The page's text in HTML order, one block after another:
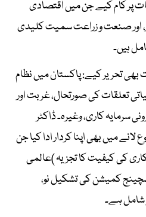
پر کام کیے جن میں اقتصادی
اور صنعت و زراعت سمیت کلیدی
ہیں۔
بھی تحریر کیے: پاکستان میں نظام
تعلقات کی صورتحال، غربت اور
سرمایہ کاری، وغیرہ۔ ڈاکٹر
میں بھی اپنا کردار ادا کیا جن
کی کیفیت کا تجزیہ )عالمی
کمیشن کی تشکیل نو،
شامل ہے۔